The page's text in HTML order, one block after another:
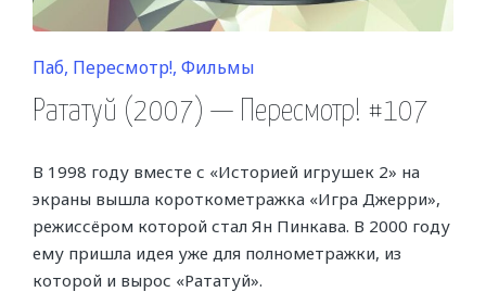
Posted
in
Паб Пересмотр! Фильмы
Рататуй (2007) — Пересмотр! #107
В 1998 году вместе с «Историей игрушек 2» на
экраны вышла короткометражка «Игра Джерри»,
режиссёром которой стал Ян Пинкава. В 2000 году
ему пришла идея уже для полнометражки, из
которой и вырос «Рататуй».